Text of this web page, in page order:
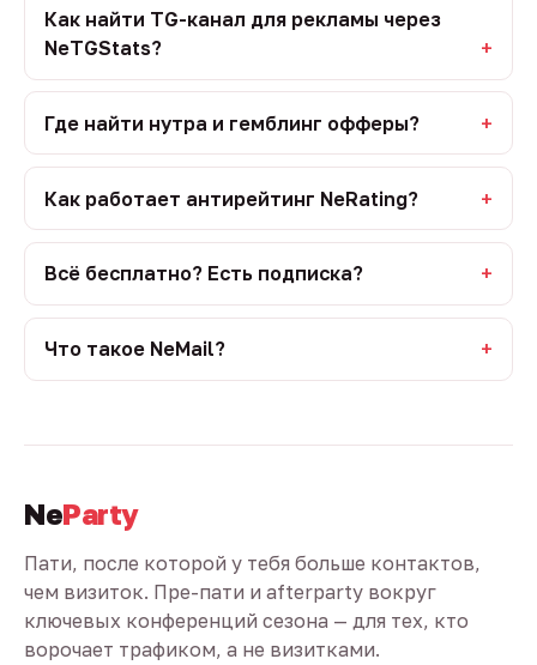
Как найти TG-канал для рекламы через
NeTGStats?
Где найти нутра и гемблинг офферы?
Как работает антирейтинг NeRating?
Всё бесплатно? Есть подписка?
Что такое NeMail?
NeParty
Пати, после которой у тебя больше контактов,
чем визиток. Пре-пати и afterparty вокруг
ключевых конференций сезона — для тех, кто
ворочает трафиком, а не визитками.